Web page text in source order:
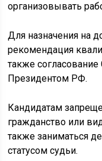
организовывать
Для назначения на
рекомендация
также
Президентом РФ.
Кандидатам
гражданство или
также заниматься
статусом судьи.